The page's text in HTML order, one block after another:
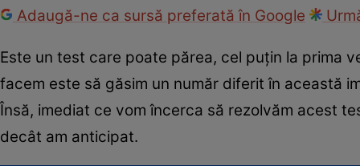
Adaugă-ne ca sursă preferată în Google
Este un test care poate părea, cel puțin la prima
facem este să găsim un număr diferit în această
Însă, imediat ce vom încerca să rezolvăm acest
decât am anticipat.